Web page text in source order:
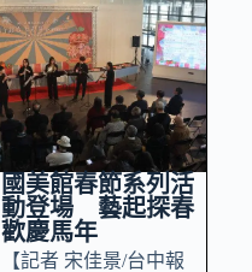
國美館春節系列活
動登場 藝起探春
歡慶馬年
【記者 宋佳景/台中報